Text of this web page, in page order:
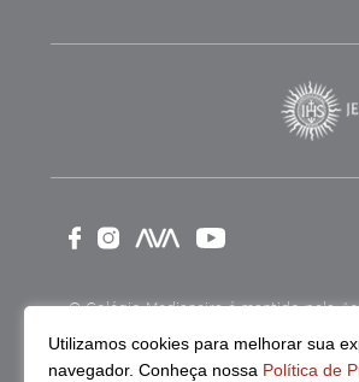
O Colégio Medianeira é mantido pela
Continue lendo
Utilizamos cookies para melhorar sua
navegador. Conheça nossa Política de